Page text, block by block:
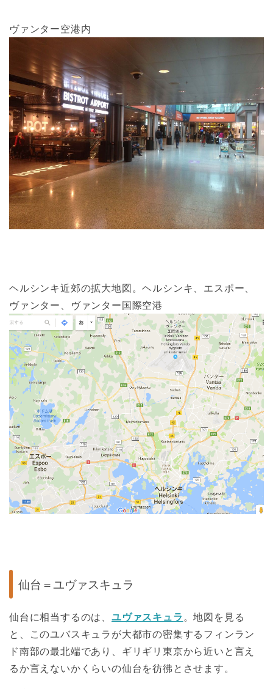
ヴァンター空港内
ヘルシンキ近郊の拡大地図。ヘルシンキ、エスポー、
ヴァンター、ヴァンター国際空港
仙台＝ユヴァスキュラ
仙台に相当するのは、 ユヴァスキュラ。地図を見る
と、このユバスキュラが大都市の密集するフィンラン
ド南部の最北端であり、ギリギリ東京から近いと言え
るか言えないかくらいの仙台を彷彿とさせます。